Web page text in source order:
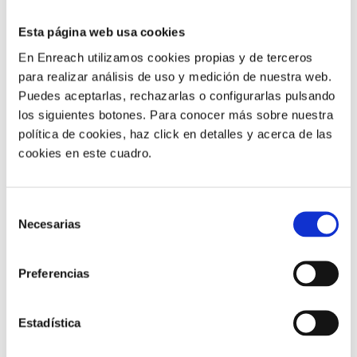
Esta página web usa cookies
En Enreach utilizamos cookies propias y de terceros
para realizar análisis de uso y medición de nuestra web.
Puedes aceptarlas, rechazarlas o configurarlas pulsando
los siguientes botones. Para conocer más sobre nuestra
política de cookies, haz click en detalles y acerca de las
cookies en este cuadro.
Necesarias
Preferencias
Estadística
A l’escanejar, indexar i després emmagatzemar els
documents processats en el software
d’administració de documents al núvol, es pot
accedir fàcilment, en segons, a qualsevol d’ells des
de qualsevol dispositiu mòbil o laptop, el que l’ajuda a
millorar el servei al client, respondre de manera
menys disruptiva a les auditories, establir protocols
pagament
Segons un estudi de Hackett Group, les empreses